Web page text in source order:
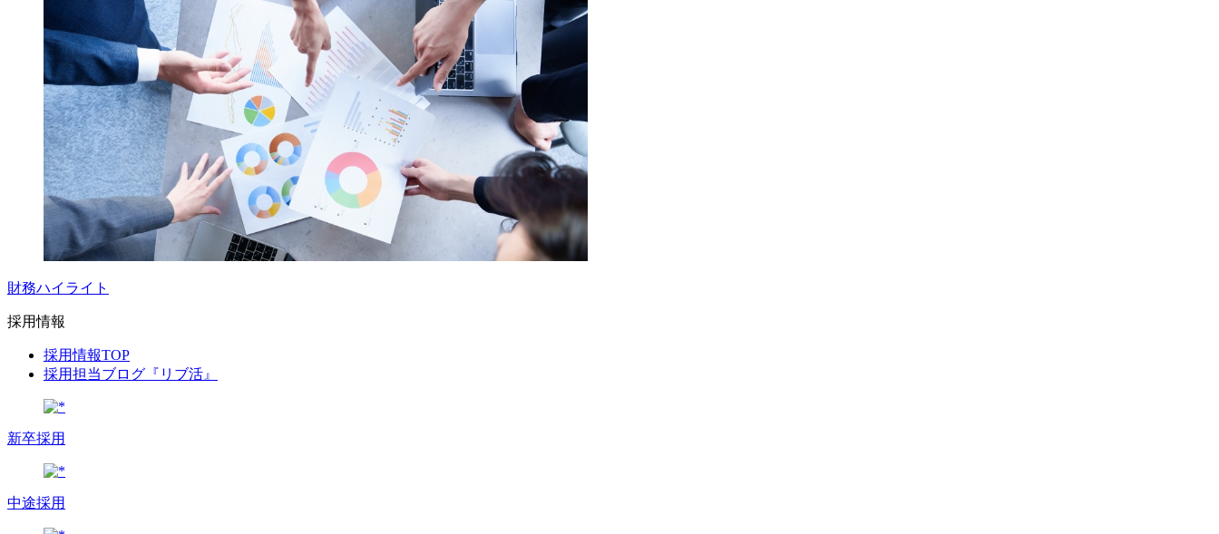
財務ハイライト
採用情報
採用情報TOP
採用担当ブログ『リブ活』
新卒採用
中途採用